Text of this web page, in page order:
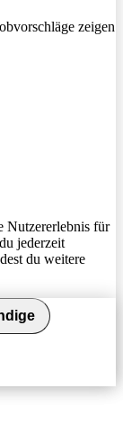
zeigen
Nutzererlebnis für
jederzeit
du weitere